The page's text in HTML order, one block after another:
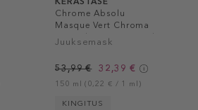
Chrome Absolu
Masque Vert Chroma
Neutralisant Hair Mask
Juuksemask
53,99 € 32,39 €
150 ml (0,22 € / 1 ml)
KINGITUS